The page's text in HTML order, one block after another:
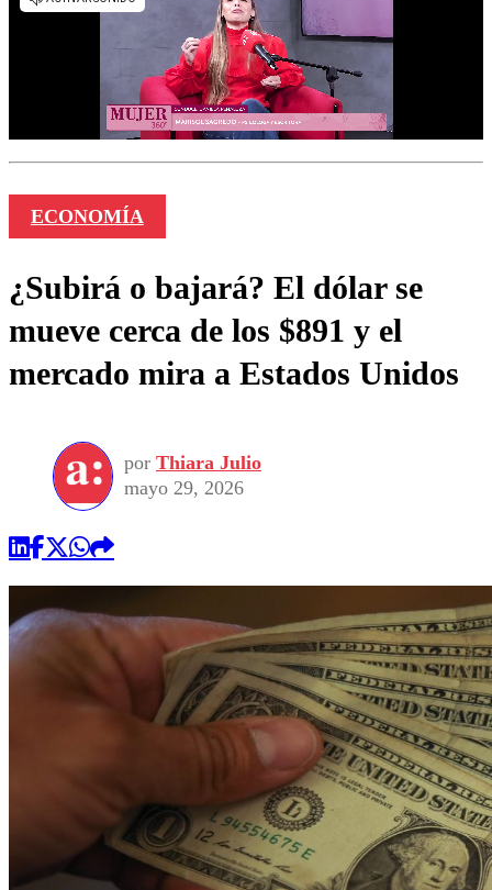
ECONOMÍA
¿Subirá o bajará? El dólar se
mueve cerca de los $891 y el
mercado mira a Estados Unidos
por Thiara Julio
mayo 29, 2026